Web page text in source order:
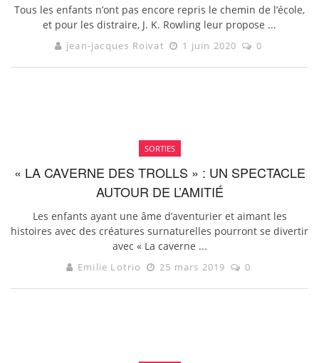
Tous les enfants n’ont pas encore repris le chemin de l’école,
et pour les distraire, J. K. Rowling leur propose ...
jean-jacques Roivat 1 juin 2020 0
SORTIES
« LA CAVERNE DES TROLLS » : UN SPECTACLE
AUTOUR DE L’AMITIÉ
Les enfants ayant une âme d’aventurier et aimant les
histoires avec des créatures surnaturelles pourront se divertir
avec « La caverne ...
Emilie Lotrio 25 mars 2019 0